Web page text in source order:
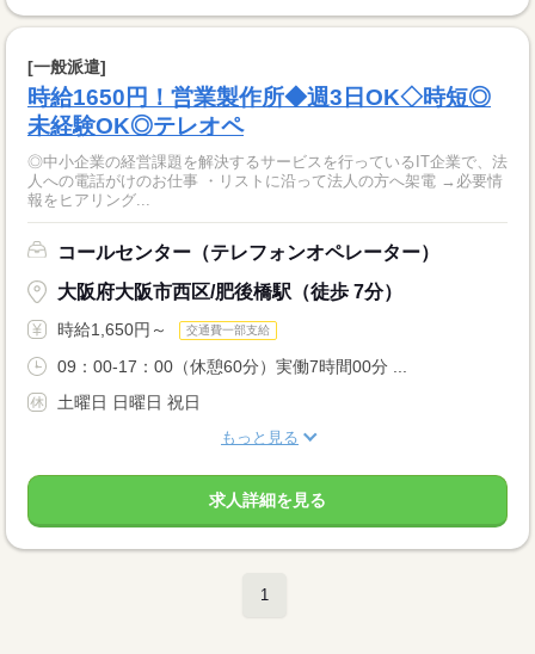
[一般派遣]
時給1650円！営業製作所◆週3日OK◇時短◎
未経験OK◎テレオペ
◎中小企業の経営課題を解決するサービスを行っているIT企業で、法
人への電話がけのお仕事 ・リストに沿って法人の方へ架電 →必要情
報をヒアリング...
コールセンター（テレフォンオペレーター）
大阪府大阪市西区/肥後橋駅（徒歩 7分）
時給1,650円～ 交通費一部支給
09：00-17：00（休憩60分）実働7時間00分 ...
土曜日 日曜日 祝日
もっと見る
求人詳細を見る
1